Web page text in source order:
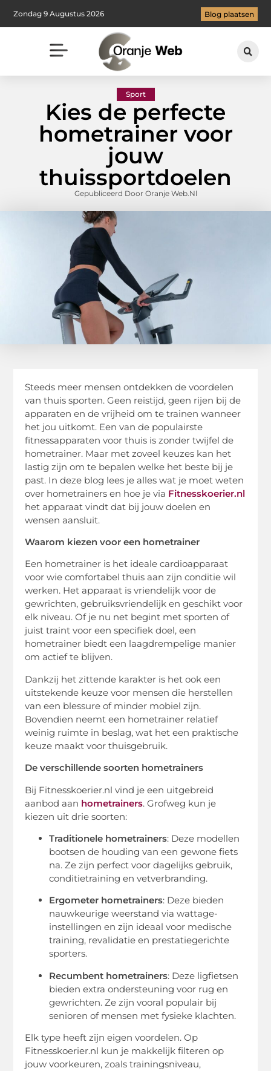
Zondag 9 Augustus 2026 Blog plaatsen
Sport
Kies de perfecte
hometrainer voor
jouw
thuissportdoelen
Gepubliceerd Door Oranje Web.nl
Steeds meer mensen ontdekken de voordelen
van thuis sporten. Geen reistijd, geen rijen bij de
apparaten en de vrijheid om te trainen wanneer
het jou uitkomt. Een van de populairste
fitnessapparaten voor thuis is zonder twijfel de
hometrainer. Maar met zoveel keuzes kan het
lastig zijn om te bepalen welke het beste bij je
past. In deze blog lees je alles wat je moet weten
over hometrainers en hoe je via Fitnesskoerier.nl
het apparaat vindt dat bij jouw doelen en
wensen aansluit.
Waarom kiezen voor een hometrainer
Een hometrainer is het ideale cardioapparaat
voor wie comfortabel thuis aan zijn conditie wil
werken. Het apparaat is vriendelijk voor de
gewrichten, gebruiksvriendelijk en geschikt voor
elk niveau. Of je nu net begint met sporten of
juist traint voor een specifiek doel, een
hometrainer biedt een laagdrempelige manier
om actief te blijven.
Dankzij het zittende karakter is het ook een
uitstekende keuze voor mensen die herstellen
van een blessure of minder mobiel zijn.
Bovendien neemt een hometrainer relatief
weinig ruimte in beslag, wat het een praktische
keuze maakt voor thuisgebruik.
De verschillende soorten hometrainers
Bij Fitnesskoerier.nl vind je een uitgebreid
aanbod aan hometrainers. Grofweg kun je
kiezen uit drie soorten:
Traditionele hometrainers: Deze modellen
bootsen de houding van een gewone fiets
na. Ze zijn perfect voor dagelijks gebruik,
conditietraining en vetverbranding.
Ergometer hometrainers: Deze bieden
nauwkeurige weerstand via wattage-
instellingen en zijn ideaal voor medische
training, revalidatie en prestatiegerichte
sporters.
Recumbent hometrainers: Deze ligfietsen
bieden extra ondersteuning voor rug en
gewrichten. Ze zijn vooral populair bij
senioren of mensen met fysieke klachten.
Elk type heeft zijn eigen voordelen. Op
Fitnesskoerier.nl kun je makkelijk filteren op
jouw voorkeuren, zoals trainingsniveau,